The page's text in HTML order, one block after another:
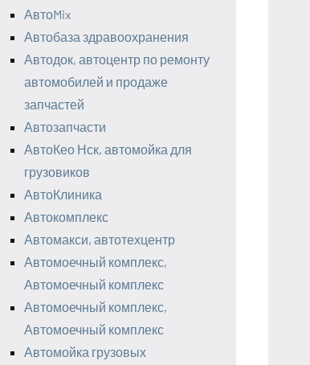
АвтоMix
Автобаза здравоохранения
Автодок, автоцентр по ремонту
автомобилей и продаже
запчастей
Автозапчасти
АвтоКео Нск, автомойка для
грузовиков
АвтоКлиника
Автокомплекс
Автомакси, автотехцентр
Автомоечный комплекс,
Автомоечный комплекс
Автомоечный комплекс,
Автомоечный комплекс
Автомойка грузовых